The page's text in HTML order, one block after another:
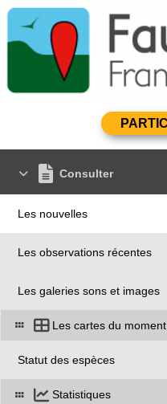
Consulter
Les nouvelles
Les observations récentes
Les galeries sons et images
Les cartes du moment
Statut des espèces
Statistiques